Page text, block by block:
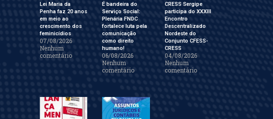
Lei Maria da
Penha faz 20 anos
em meio ao
crescimento dos
feminicídios
07/08/2026
Nenhum
comentário
É bandeira do
Serviço Social:
Plenária FNDC
fortalece luta pela
comunicação
como direito
humano!
06/08/2026
Nenhum
comentário
CRESS Sergipe
participa do XXXIII
Encontro
Descentralizado
Nordeste do
Conjunto CFESS-
CRESS
04/08/2026
Nenhum
comentário